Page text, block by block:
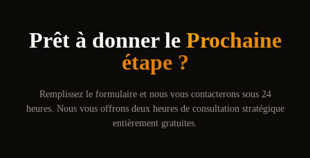
Prêt à donner le Prochaine
étape ?
Remplissez le formulaire et nous vous contacterons sous 24
heures. Nous vous offrons deux heures de consultation stratégique
entièrement gratuites.